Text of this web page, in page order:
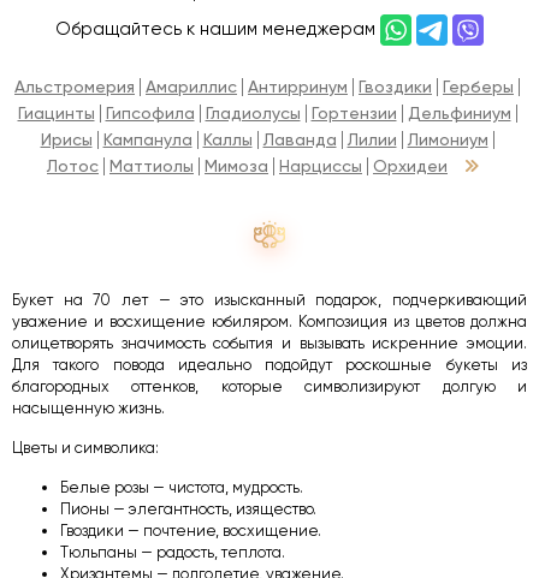
Обращайтесь к нашим менеджерам
Альстромерия Амариллис Антирринум Гвоздики
Герберы
Гиацинты
Гипсофила Гладиолусы Гортензии
Дельфиниум
Ирисы
Кампанула Каллы Лаванда Лилии
Лимониум
Лотос Маттиолы Мимоза Нарциссы Орхидеи
Букет на 70 лет — это изысканный подарок, подчеркивающий
уважение и восхищение юбиляром. Композиция из цветов должна
олицетворять значимость события и вызывать искренние эмоции.
Для такого повода идеально подойдут роскошные букеты из
благородных оттенков, которые символизируют долгую и
насыщенную жизнь.
Цветы и символика:
Белые розы — чистота, мудрость.
Пионы — элегантность, изящество.
Гвоздики — почтение, восхищение.
Тюльпаны — радость, теплота.
Хризантемы — долголетие, уважение.